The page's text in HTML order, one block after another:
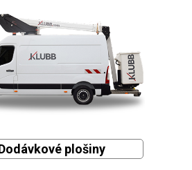
plošiny